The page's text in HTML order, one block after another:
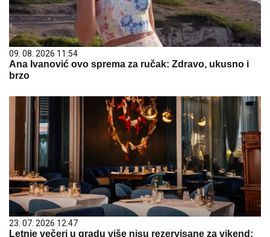
09. 08. 2026 11:54
Ana Ivanović ovo sprema za ručak: Zdravo, ukusno i
brzo
23. 07. 2026 12:47
Letnje večeri u gradu više nisu rezervisane za vikend: